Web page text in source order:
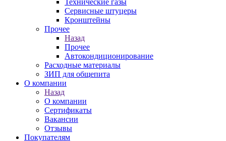
Технические газы
Сервисные штуцеры
Кронштейны
Прочее
Назад
Прочее
Автокондиционирование
Расходные материалы
ЗИП для общепита
О компании
Назад
О компании
Сертификаты
Вакансии
Отзывы
Покупателям